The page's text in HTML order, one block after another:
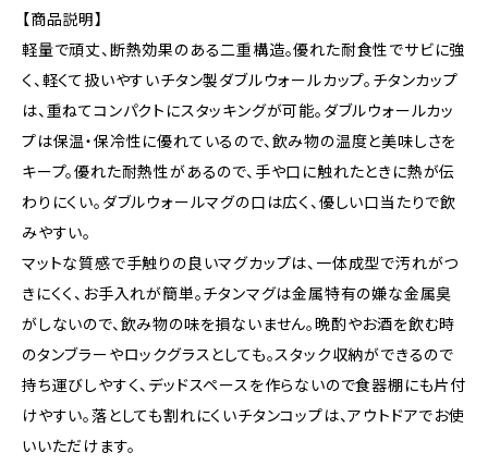
【商品説明】
軽量で頑丈、断熱効果のある二重構造。優れた耐食性でサビに強
く、軽くて扱いやすいチタン製ダブルウォールカップ。チタンカップ
は、重ねてコンパクトにスタッキングが可能。ダブルウォールカッ
プは保温・保冷性に優れているので、飲み物の温度と美味しさを
キープ。優れた耐熱性があるので、手や口に触れたときに熱が伝
わりにくい。ダブルウォールマグの口は広く、優しい口当たりで飲
みやすい。
マットな質感で手触りの良いマグカップは、一体成型で汚れがつ
きにくく、お手入れが簡単。チタンマグは金属特有の嫌な金属臭
がしないので、飲み物の味を損ないません。晩酌やお酒を飲む時
のタンブラーやロックグラスとしても。スタック収納ができるので
持ち運びしやすく、デッドスペースを作らないので食器棚にも片付
けやすい。落としても割れにくいチタンコップは、アウトドアでお使
いいただけます。